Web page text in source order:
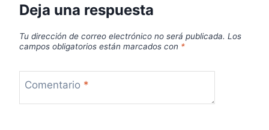
Deja una respuesta
Tu dirección de correo electrónico no será publicada. Los
campos obligatorios están marcados con *
Comentario *